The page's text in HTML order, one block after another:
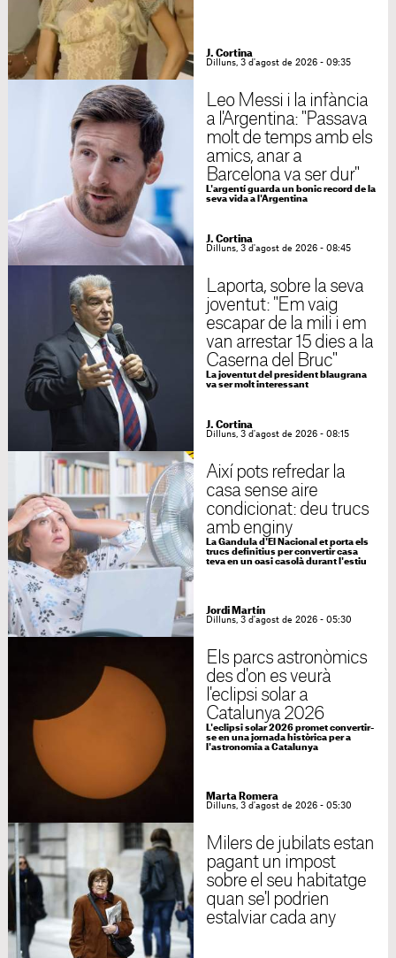
J. Cortina
Dilluns, 3 d'agost de 2026 - 09:35
Leo Messi i la infància
a l'Argentina: "Passava
molt de temps amb els
amics, anar a
Barcelona va ser dur"
L'argentí guarda un bonic record de la
seva vida a l'Argentina
J. Cortina
Dilluns, 3 d'agost de 2026 - 08:45
Laporta, sobre la seva
joventut: "Em vaig
escapar de la mili i em
van arrestar 15 dies a la
Caserna del Bruc"
La joventut del president blaugrana
va ser molt interessant
J. Cortina
Dilluns, 3 d'agost de 2026 - 08:15
Així pots refredar la
casa sense aire
condicionat: deu trucs
amb enginy
La Gandula d'El Nacional et porta els
trucs definitius per convertir casa
teva en un oasi casolà durant l'estiu
Jordi Martín
Dilluns, 3 d'agost de 2026 - 05:30
Els parcs astronòmics
des d'on es veurà
l'eclipsi solar a
Catalunya 2026
L'eclipsi solar 2026 promet convertir-
se en una jornada històrica per a
l'astronomia a Catalunya
Marta Romera
Dilluns, 3 d'agost de 2026 - 05:30
Milers de jubilats estan
pagant un impost
sobre el seu habitatge
quan se'l podrien
estalviar cada any